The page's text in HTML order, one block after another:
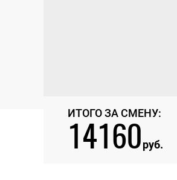
ИТОГО ЗА СМЕНУ:
14160руб.